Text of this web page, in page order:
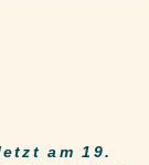
am 19.